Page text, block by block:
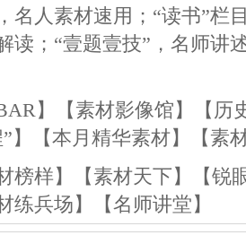
名人素材速用；“读书”栏
读；“壹题壹技”，名师讲
】【素材影像馆】【历
】【本月精华素材】【素
榜样】【素材天下】【锐
练兵场】【名师讲堂】